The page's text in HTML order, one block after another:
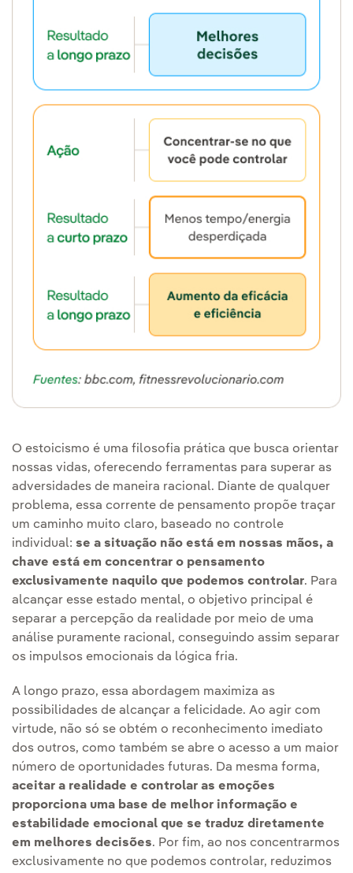
O estoicismo é uma filosofia prática que busca orientar
nossas vidas, oferecendo ferramentas para superar as
adversidades de maneira racional. Diante de qualquer
problema, essa corrente de pensamento propõe traçar
um caminho muito claro, baseado no controle
individual: se a situação não está em nossas mãos, a
chave está em concentrar o pensamento
exclusivamente naquilo que podemos controlar. Para
alcançar esse estado mental, o objetivo principal é
separar a percepção da realidade por meio de uma
análise puramente racional, conseguindo assim separar
os impulsos emocionais da lógica fria.
A longo prazo, essa abordagem maximiza as
possibilidades de alcançar a felicidade. Ao agir com
virtude, não só se obtém o reconhecimento imediato
dos outros, como também se abre o acesso a um maior
número de oportunidades futuras. Da mesma forma,
aceitar a realidade e controlar as emoções
proporciona uma base de melhor informação e
estabilidade emocional que se traduz diretamente
em melhores decisões. Por fim, ao nos concentrarmos
exclusivamente no que podemos controlar, reduzimos